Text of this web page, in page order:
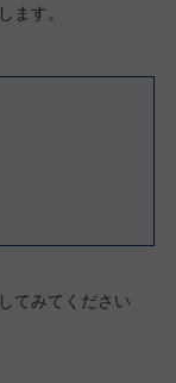
ます。
てみてください